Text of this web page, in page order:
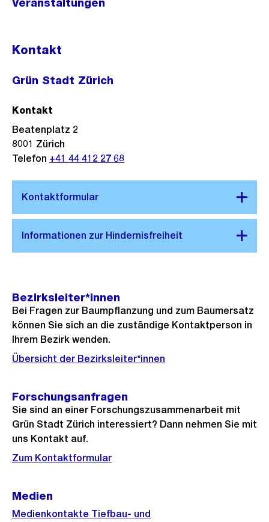
Veranstaltungen
Kontakt
Grün Stadt Zürich
Kontakt
Beatenplatz 2
8001 Zürich
Telefon +41 44 412 27 68
Bezirksleiter*innen
Bei Fragen zur Baumpflanzung und zum Baumersatz
können Sie sich an die zuständige Kontaktperson in
Ihrem Bezirk wenden.
Übersicht der Bezirksleiter*innen
Forschungsanfragen
Sie sind an einer Forschungszusammenarbeit mit
Grün Stadt Zürich interessiert? Dann nehmen Sie mit
uns Kontakt auf.
Zum Kontaktformular
Medien
Medienkontakte Tiefbau- und